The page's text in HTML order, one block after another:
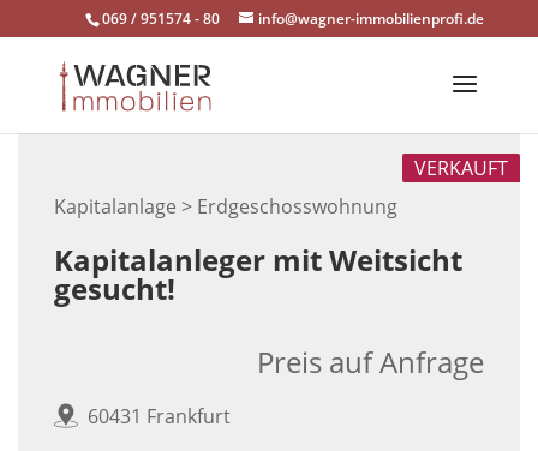
to
content
069 / 951574 - 80 info@wagner-immobilienprofi.de
Kapitalanlage > Erdgeschosswohnung
VERKAUFT
Kapitalanleger mit Weitsicht
gesucht!
60431 Frankfurt
Preis auf Anfrage